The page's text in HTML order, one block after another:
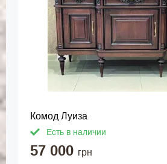
Комод Луиза
Есть в наличии
57 000 грн